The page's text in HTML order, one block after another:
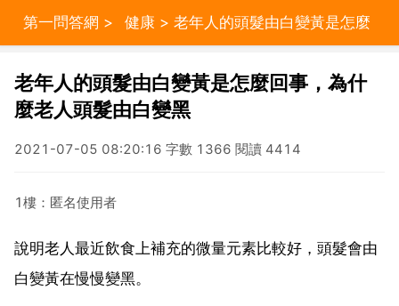
第一問答網 > 健康 > 老年人的頭髮由白變黃是怎麼
回事，為什麼老人頭髮由白變黑
老年人的頭髮由白變黃是怎麼回事，為什
麼老人頭髮由白變黑
2021-07-05 08:20:16 字數 1366 閱讀 4414
1樓：匿名使用者
說明老人最近飲食上補充的微量元素比較好，頭髮會由
白變黃在慢慢變黑。